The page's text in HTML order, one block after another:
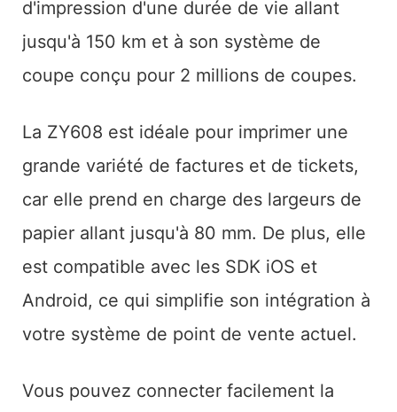
d'impression d'une durée de vie allant
jusqu'à 150 km et à son système de
coupe conçu pour 2 millions de coupes.
La ZY608 est idéale pour imprimer une
grande variété de factures et de tickets,
car elle prend en charge des largeurs de
papier allant jusqu'à 80 mm. De plus, elle
est compatible avec les SDK iOS et
Android, ce qui simplifie son intégration à
votre système de point de vente actuel.
Vous pouvez connecter facilement la